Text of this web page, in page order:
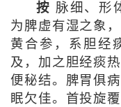
按 脉细、形
为脾虚有湿之象
黄合参，系胆经
及，加之胆经痰
便秘结。脾胃俱
眠欠佳。首投旋